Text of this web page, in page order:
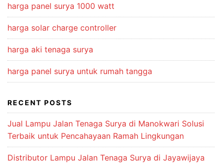
harga panel surya 1000 watt
harga solar charge controller
harga aki tenaga surya
harga panel surya untuk rumah tangga
RECENT POSTS
Jual Lampu Jalan Tenaga Surya di Manokwari Solusi
Terbaik untuk Pencahayaan Ramah Lingkungan
Distributor Lampu Jalan Tenaga Surya di Jayawijaya